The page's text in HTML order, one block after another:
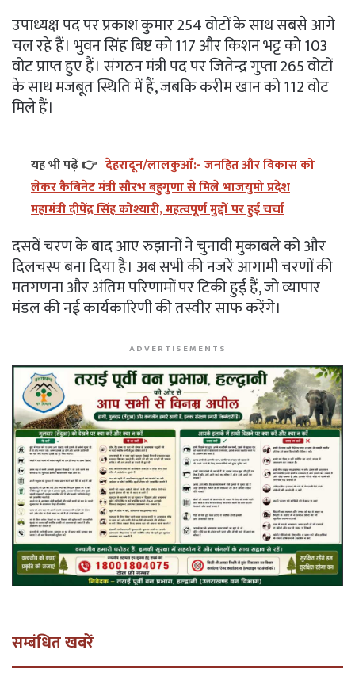
उपाध्यक्ष पद पर प्रकाश कुमार 254 वोटों के साथ सबसे आगे
चल रहे हैं। भुवन सिंह बिष्ट को 117 और किशन भट्ट को 103
वोट प्राप्त हुए हैं। संगठन मंत्री पद पर जितेन्द्र गुप्ता 265 वोटों
के साथ मजबूत स्थिति में हैं, जबकि करीम खान को 112 वोट
मिले हैं।
यह भी पढ़ें 👉 देहरादून/लालकुआँ:- जनहित और विकास को
लेकर कैबिनेट मंत्री सौरभ बहुगुणा से मिले भाजयुमो प्रदेश
महामंत्री दीपेंद्र सिंह कोश्यारी, महत्वपूर्ण मुद्दों पर हुई चर्चा
दसवें चरण के बाद आए रुझानों ने चुनावी मुकाबले को और
दिलचस्प बना दिया है। अब सभी की नजरें आगामी चरणों की
मतगणना और अंतिम परिणामों पर टिकी हुई हैं, जो व्यापार
मंडल की नई कार्यकारिणी की तस्वीर साफ करेंगे।
ADVERTISEMENTS
सम्बंधित खबरें